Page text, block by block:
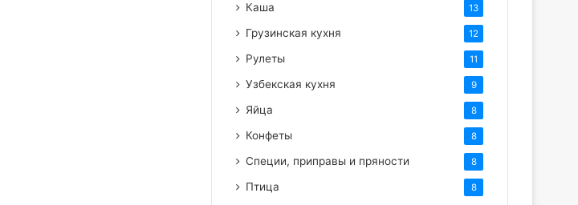
Каша 13
Грузинская кухня 12
Рулеты 11
Узбекская кухня 9
Яйца 8
Конфеты 8
Специи, приправы и пряности 8
Птица 8